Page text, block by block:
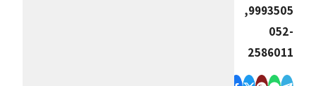
9993505,
052-
2586011